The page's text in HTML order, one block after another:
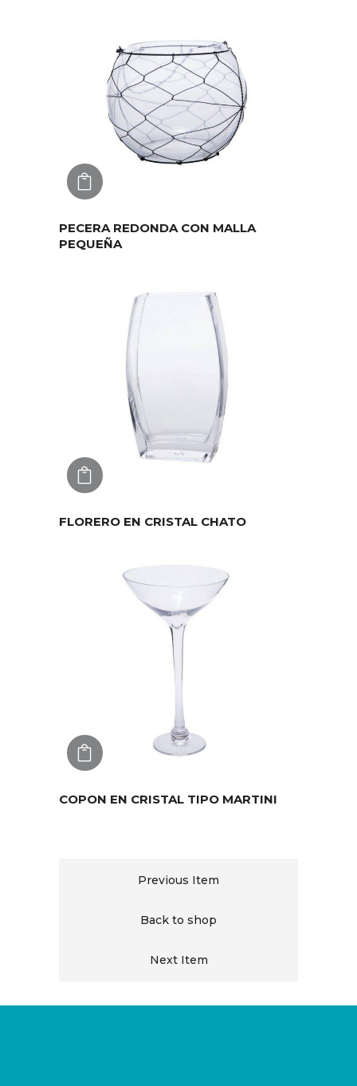
PECERA REDONDA CON MALLA
PEQUEÑA
FLORERO EN CRISTAL CHATO
AGREGAR
COPON EN CRISTAL TIPO MARTINI
Previous Item
Back to shop
Next Item